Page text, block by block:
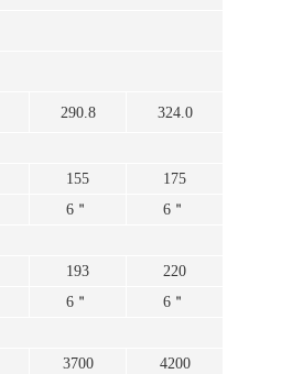
290.8 324.0
155
175
6＂ 6＂
193
220
6＂
6＂
3700
4200